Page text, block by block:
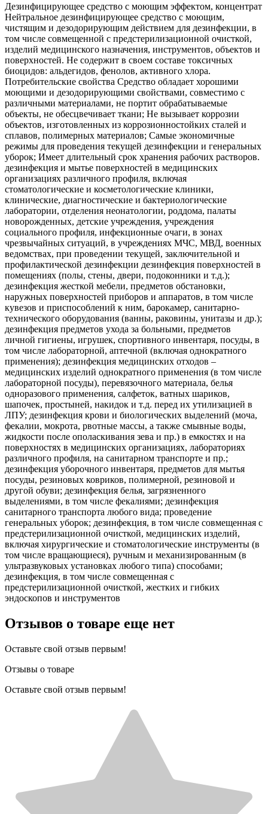
Дезинфицирующее средство с моющим эффектом, концентрат
Нейтральное дезинфицирующее средство с моющим,
чистящим и дезодорирующим действием для дезинфекции, в
том числе совмещенной с предстерилизационной очисткой,
изделий медицинского назначения, инструментов, объектов и
поверхностей. Не содержит в своем составе токсичных
биоцидов: альдегидов, фенолов, активного хлора.
Потребительские свойства Средство обладает хорошими
моющими и дезодорирующими свойствами, совместимо с
различными материалами, не портит обрабатываемые
объекты, не обесцвечивает ткани; Не вызывает коррозии
объектов, изготовленных из коррозионностойких сталей и
сплавов, полимерных материалов; Самые экономичные
режимы для проведения текущей дезинфекции и генеральных
уборок; Имеет длительный срок хранения рабочих растворов.
дезинфекция и мытье поверхностей в медицинских
организациях различного профиля, включая
стоматологические и косметологические клиники,
клинические, диагностические и бактериологические
лаборатории, отделения неонатологии, роддома, палаты
новорожденных, детские учреждения, учреждения
социального профиля, инфекционные очаги, в зонах
чрезвычайных ситуаций, в учреждениях МЧС, МВД, военных
ведомствах, при проведении текущей, заключительной и
профилактической дезинфекции дезинфекция поверхностей в
помещениях (полы, стены, двери, подоконники и т.д.);
дезинфекция жесткой мебели, предметов обстановки,
наружных поверхностей приборов и аппаратов, в том числе
кувезов и приспособлений к ним, барокамер, санитарно-
технического оборудования (ванны, раковины, унитазы и др.);
дезинфекция предметов ухода за больными, предметов
личной гигиены, игрушек, спортивного инвентаря, посуды, в
том числе лабораторной, аптечной (включая однократного
применения); дезинфекция медицинских отходов –
медицинских изделий однократного применения (в том числе
лабораторной посуды), перевязочного материала, белья
одноразового применения, салфеток, ватных шариков,
шапочек, простыней, накидок и т.д. перед их утилизацией в
ЛПУ; дезинфекция крови и биологических выделений (моча,
фекалии, мокрота, рвотные массы, а также смывные воды,
жидкости после ополаскивания зева и пр.) в емкостях и на
поверхностях в медицинских организациях, лабораториях
различного профиля, на санитарном транспорте и пр.;
дезинфекция уборочного инвентаря, предметов для мытья
посуды, резиновых ковриков, полимерной, резиновой и
другой обуви; дезинфекция белья, загрязненного
выделениями, в том числе фекалиями; дезинфекция
санитарного транспорта любого вида; проведение
генеральных уборок; дезинфекция, в том числе совмещенная с
предстерилизационной очисткой, медицинских изделий,
включая хирургические и стоматологические инструменты (в
том числе вращающиеся), ручным и механизированным (в
ультразвуковых установках любого типа) способами;
дезинфекция, в том числе совмещенная с
предстерилизационной очисткой, жестких и гибких
эндоскопов и инструментов
Отзывов о товаре еще нет
Оставьте свой отзыв первым!
Отзывы о товаре
Оставьте свой отзыв первым!